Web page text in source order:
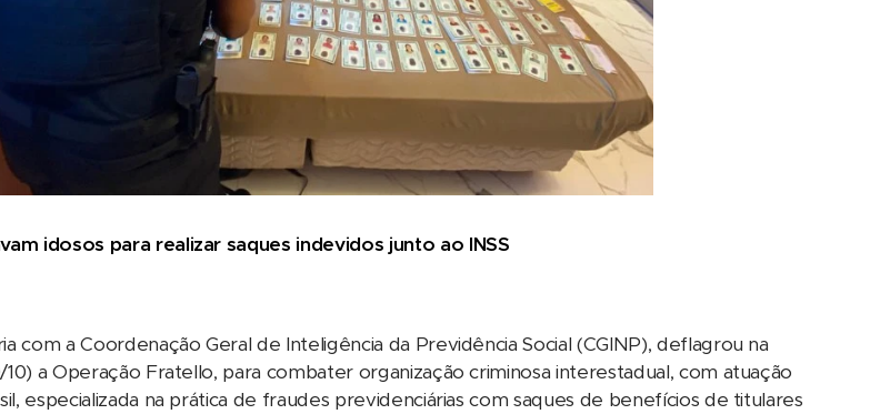
idosos para realizar saques indevidos junto ao INSS
com a Coordenação Geral de Inteligência da Previdência Social (CGINP), deflagrou na
a Operação Fratello, para combater organização criminosa interestadual, com atuação
especializada na prática de fraudes previdenciárias com saques de benefícios de titulares